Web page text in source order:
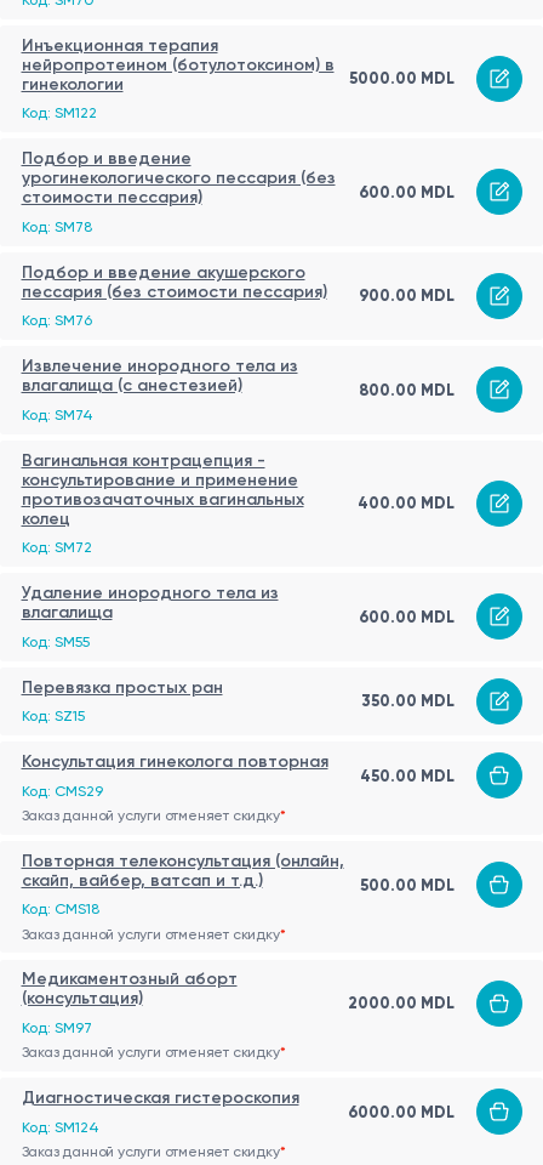
Инъекционная терапия
нейропротеином (ботулотоксином) в
гинекологии
Код: SM122
5000.00 MDL
Подбор и введение
урогинекологического пессария (без
стоимости пессария)
Код: SM78
600.00 MDL
Подбор и введение акушерского
пессария (без стоимости пессария)
Код: SM76
900.00 MDL
Извлечение инородного тела из
влагалища (с анестезией)
Код: SM74
800.00 MDL
Вагинальная контрацепция -
консультирование и применение
противозачаточных вагинальных
колец
Код: SM72
400.00 MDL
Удаление инородного тела из
влагалища
Код: SM55
600.00 MDL
Перевязка простых ран
Код: SZ15
350.00 MDL
Консультация гинеколога повторная
Код: CMS29
450.00 MDL
Заказ данной услуги отменяет скидку*
Повторная телеконсультация (онлайн,
скайп, вайбер, ватсап и т.д.)
Код: CMS18
500.00 MDL
Заказ данной услуги отменяет скидку*
Медикаментозный аборт
(консультация)
Код: SM97
2000.00 MDL
Заказ данной услуги отменяет скидку*
Диагностическая гистероскопия
Код: SM124
6000.00 MDL
Заказ данной услуги отменяет скидку*